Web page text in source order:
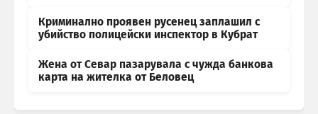
Криминално проявен русенец заплашил с
убийство полицейски инспектор в Кубрат
Жена от Севар пазарувала с чужда банкова
карта на жителка от Беловец